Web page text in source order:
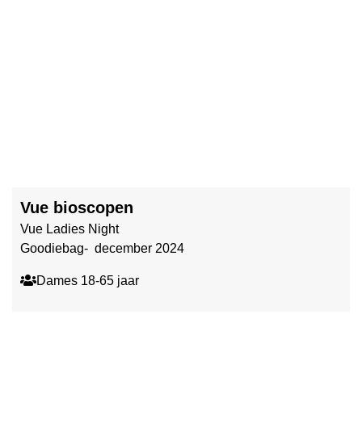
Vue bioscopen
Vue Ladies Night
Goodiebag- december 2024
Dames 18-65 jaar